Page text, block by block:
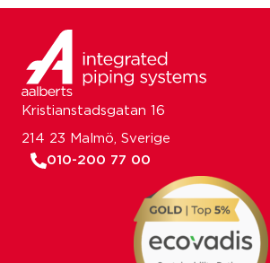
Kristianstadsgatan 16
214 23 Malmö, Sverige
010-200 77 00